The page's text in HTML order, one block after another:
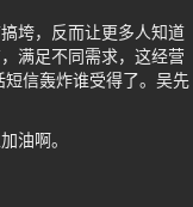
垮，反而让更多人知道
满足不同需求，这经营
信轰炸谁受得了。吴先
油啊。